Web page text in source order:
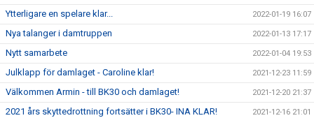
Ytterligare en spelare klar... 2022-01-19 16:07
Nya talanger i damtruppen 2022-01-13 17:17
Nytt samarbete 2022-01-04 19:53
Julklapp för damlaget - Caroline klar! 2021-12-23 11:59
Välkommen Armin - till BK30 och damlaget! 2021-12-20 21:37
2021 års skyttedrottning fortsätter i BK30- INA KLAR! 2021-12-16 21:01